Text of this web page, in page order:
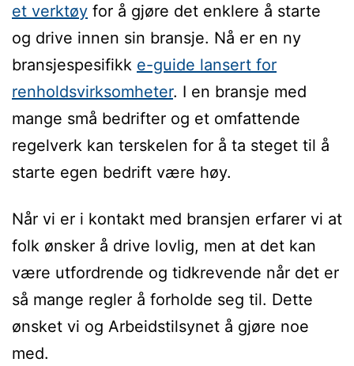
et verktøy for å gjøre det enklere å starte
og drive innen sin bransje. Nå er en ny
bransjespesifikk e-guide lansert for
renholdsvirksomheter. I en bransje med
mange små bedrifter og et omfattende
regelverk kan terskelen for å ta steget til å
starte egen bedrift være høy.
Når vi er i kontakt med bransjen erfarer vi at
folk ønsker å drive lovlig, men at det kan
være utfordrende og tidkrevende når det er
så mange regler å forholde seg til. Dette
ønsket vi og Arbeidstilsynet å gjøre noe
med.